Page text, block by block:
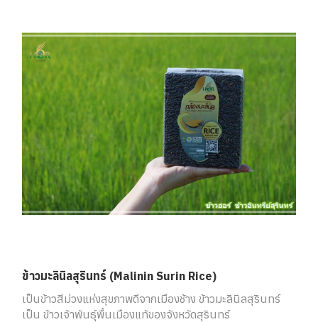
ข้าวมะลินิลสุรินทร์ (Malinin Surin Rice)
เป็นข้าวสีม่วงแห่งสุขภาพดีจากเมืองช้าง ข้าวมะลินิลสุรินทร์
เป็น ข้าวเจ้าพันธุ์พื้นเมืองแท้ของจังหวัดสุรินทร์